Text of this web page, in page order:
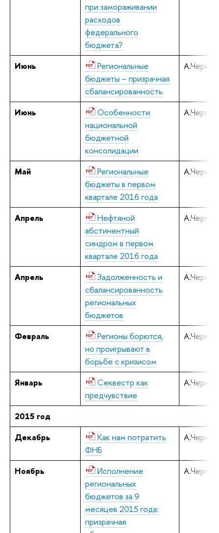
при замораживании
расходов
федерального
бюджета?
Июнь
Региональные
бюджеты – призрачная
сбалансированность
Июнь
Особенности
национальной
бюджетной
консолидации
Май
Региональные
бюджеты в первом
квартале 2016 года
Апрель
Нефтяной
абстинентный
синдром в первом
квартале 2016 года
Апрель
Задолженность и
сбалансированность
региональных
бюджетов
Февраль
Регионы борются,
но проигрывают в
борьбе с кризисом
Январь
Секвестр как
предчувствие
2015 год
Декабрь
Как нам потратить
ФНБ
Ноябрь
Исполнение
региональных
бюджетов за 9
месяцев 2015 года:
призрачная